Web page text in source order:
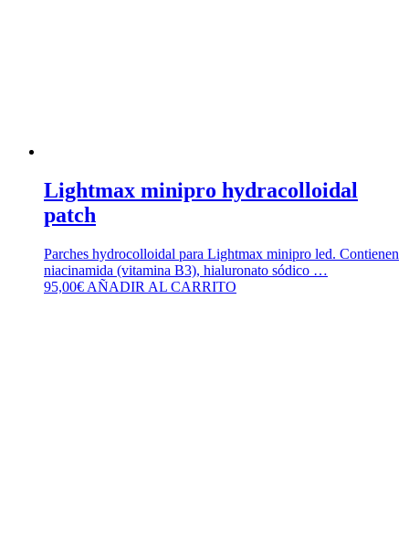
Lightmax minipro hydracolloidal
patch
Parches hydrocolloidal para Lightmax minipro led. Contienen
niacinamida (vitamina B3), hialuronato sódico …
95,00€ AÑADIR AL CARRITO